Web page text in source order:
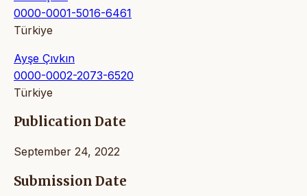
0000-0001-5016-6461
Türkiye
Ayşe Çıvkın
0000-0002-2073-6520
Türkiye
Publication Date
September 24, 2022
Submission Date